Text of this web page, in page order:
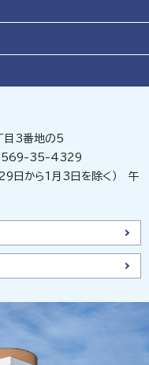
3番地の5
0569-35-4329
29日から1月3日を除く） 午